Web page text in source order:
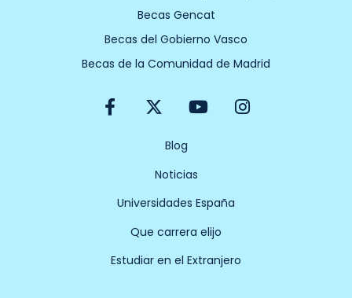
Becas Gencat
Becas del Gobierno Vasco
Becas de la Comunidad de Madrid
F
a
o
f
X
-
w
i
t
t
r
Y
o
u
b
e
I
n
Blog
Noticias
Universidades España
Que carrera elijo
Estudiar en el Extranjero